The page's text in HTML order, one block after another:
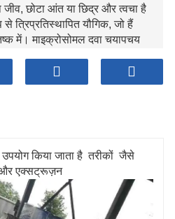
छोटा आंत या छिद्र और त्वचा है
त्रिप्रतिस्थापित यौगिक, जो हैं
में। माइक्रोसोमल दवा चयापचय
त्रिप्रतिस्थापित यौगिकों का
डीलकिलेटेड किया जाता है
से अब लंबाई समय की।
उपयोग किया जाता है तरीकों जैसे
और एक्सट्रूज़न